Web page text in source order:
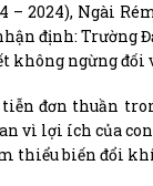
2024), Ngài
định: Trường
không ngừng đối
đơn thuần
vì lợi ích của
thiểu biến đổi